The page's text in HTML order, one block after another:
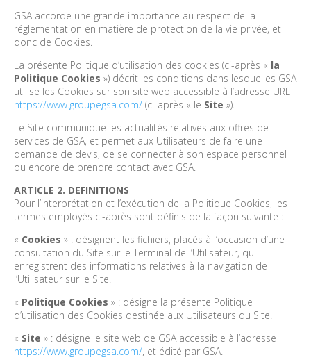
GSA accorde une grande importance au respect de la
réglementation en matière de protection de la vie privée, et
donc de Cookies.
La présente Politique d’utilisation des cookies (ci-après « la
Politique Cookies ») décrit les conditions dans lesquelles GSA
utilise les Cookies sur son site web accessible à l’adresse URL
https://www.groupegsa.com/ (ci-après « le Site »).
Le Site communique les actualités relatives aux offres de
services de GSA, et permet aux Utilisateurs de faire une
demande de devis, de se connecter à son espace personnel
ou encore de prendre contact avec GSA.
ARTICLE 2. DEFINITIONS
Pour l’interprétation et l’exécution de la Politique Cookies, les
termes employés ci-après sont définis de la façon suivante :
« Cookies » : désignent les fichiers, placés à l’occasion d’une
consultation du Site sur le Terminal de l’Utilisateur, qui
enregistrent des informations relatives à la navigation de
l’Utilisateur sur le Site.
« Politique Cookies » : désigne la présente Politique
d’utilisation des Cookies destinée aux Utilisateurs du Site.
« Site » : désigne le site web de GSA accessible à l’adresse
https://www.groupegsa.com/, et édité par GSA.